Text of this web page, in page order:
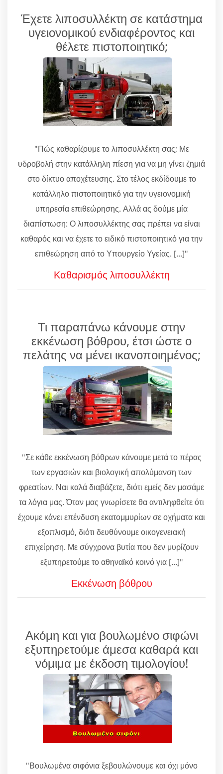
Έχετε λιποσυλλέκτη σε κατάστημα
υγειονομικού ενδιαφέροντος και
θέλετε πιστοποιητικό;
"Πώς καθαρίζουμε το λιποσυλλέκτη σας; Με
υδροβολή στην κατάλληλη πίεση για να μη γίνει ζημιά
στο δίκτυο αποχέτευσης. Στο τέλος εκδίδουμε το
κατάλληλο πιστοποιητικό για την υγειονομική
υπηρεσία επιθεώρησης. Αλλά ας δούμε μία
διαπίστωση: Ο λιποσυλλέκτης σας πρέπει να είναι
καθαρός και να έχετε το ειδικό πιστοποιητικό για την
επιθεώρηση από το Υπουργείο Υγείας. [...]"
Καθαρισμός λιποσυλλέκτη
Τι παραπάνω κάνουμε στην
εκκένωση βόθρου, έτσι ώστε ο
πελάτης να μένει ικανοποιημένος;
"Σε κάθε εκκένωση βόθρων κάνουμε μετά το πέρας
των εργασιών και βιολογική απολύμανση των
φρεατίων. Ναι καλά διαβάζετε, διότι εμείς δεν μασάμε
τα λόγια μας. Όταν μας γνωρίσετε θα αντιληφθείτε ότι
έχουμε κάνει επένδυση εκατομμυρίων σε οχήματα και
εξοπλισμό, διότι δευθύνουμε οικογενειακή
επιχείρηση. Με σύγχρονα βυτία που δεν μυρίζουν
εξυπηρετούμε το αθηναϊκό κοινό για [...]"
Εκκένωση βόθρου
Ακόμη και για βουλωμένο σιφώνι
εξυπηρετούμε άμεσα καθαρά και
νόμιμα με έκδοση τιμολογίου!
"Βουλωμένα σιφόνια ξεβουλώνουμε και όχι μόνο